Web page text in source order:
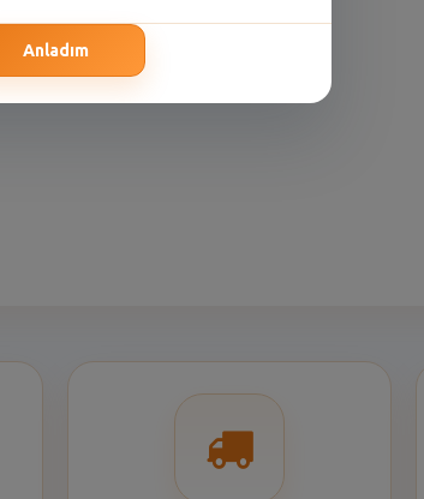
Anladım